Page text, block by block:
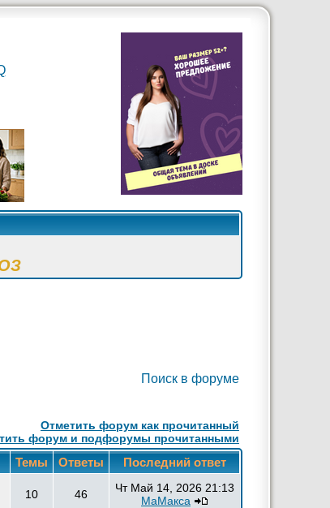
Поиск в форуме
Отметить форум как прочитанный
форум и подфорумы прочитанными
Темы Ответы
Последний ответ
10 46
Чт Май 14, 2026 21:13
МаМакса